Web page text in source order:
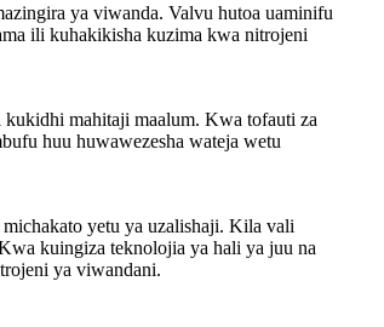
ya viwanda. Valvu hutoa uaminifu
ili kuhakikisha kuzima kwa nitrojeni
mahitaji maalum. Kwa tofauti za
huu huwawezesha wateja wetu
yetu ya uzalishaji. Kila vali
kuingiza teknolojia ya hali ya juu na
ya viwandani.